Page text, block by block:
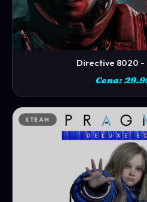
Directive 8020 -
Cena:
STEAM